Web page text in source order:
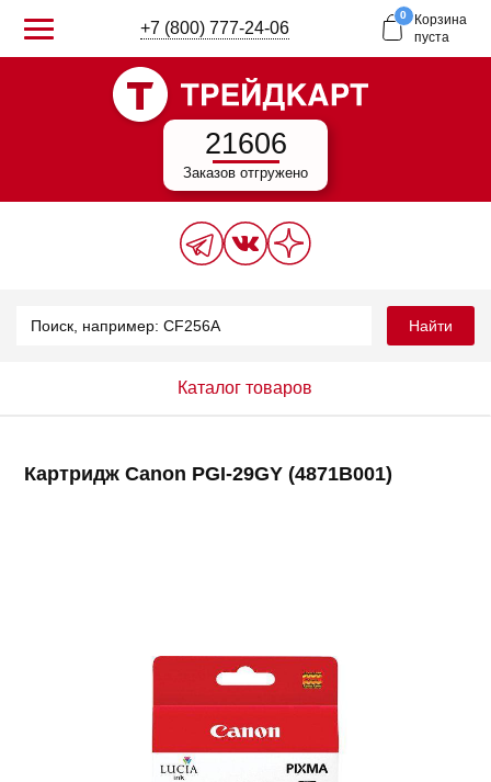
+7 (800) 777-24-06
0
Корзина
пуста
21606
Заказов отгружено
Найти
Каталог товаров
Картридж Canon PGI-29GY (4871B001)